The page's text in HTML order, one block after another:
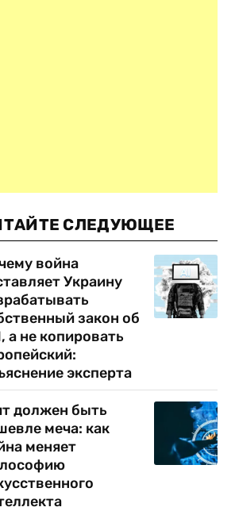
СЛЕДУЮЩЕЕ
война
Украину
закон об
а не копировать
эксперта
должен быть
меча: как
меняет